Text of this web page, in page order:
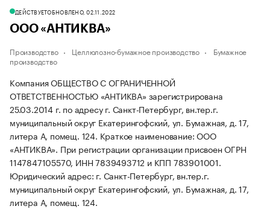
ДЕЙСТВУЕТОБНОВЛЕНО, 02.11.2022
ООО «АНТИКВА»
Производство Целлюлозно-бумажное производство
Бумажное
производство
Компания ОБЩЕСТВО С ОГРАНИЧЕННОЙ
ОТВЕТСТВЕННОСТЬЮ «АНТИКВА» зарегистрирована
25.03.2014 г. по адресу г. Санкт-Петербург, вн.тер.г.
муниципальный округ Екатерингофский, ул. Бумажная, д. 17,
литера А, помещ. 124. Краткое наименование: ООО
«АНТИКВА». При регистрации организации присвоен ОГРН
1147847105570, ИНН 7839493712 и КПП 783901001.
Юридический адрес: г. Санкт-Петербург, вн.тер.г.
муниципальный округ Екатерингофский, ул. Бумажная, д. 17,
литера А, помещ. 124.